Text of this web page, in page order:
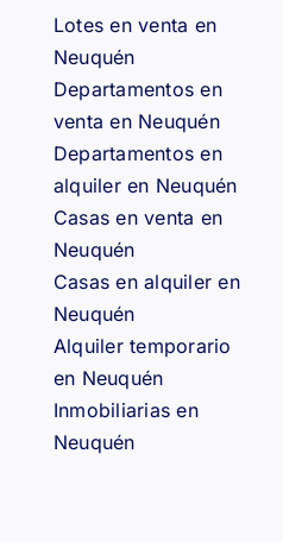
Lotes en venta en
Neuquén
Departamentos en
venta en Neuquén
Departamentos en
alquiler en Neuquén
Casas en venta en
Neuquén
Casas en alquiler en
Neuquén
Alquiler temporario
en Neuquén
Inmobiliarias en
Neuquén